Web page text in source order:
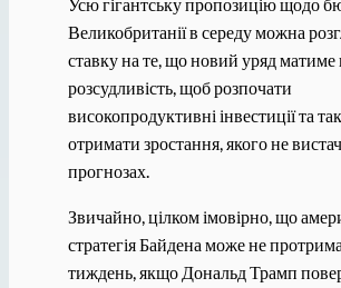
Великобританії в середу можна
ставку на те, що новий уряд матиме
розсудливість, щоб розпочати
високопродуктивні інвестиції та
отримати зростання, якого не
прогнозах.
Звичайно, цілком імовірно, що
стратегія Байдена може не
тиждень, якщо Дональд Трамп